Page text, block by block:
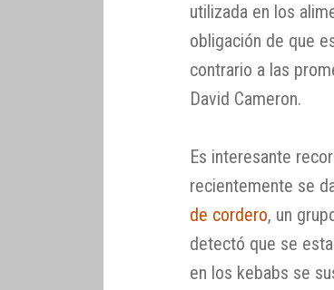
utilizada en los
obligación de que
contrario a las
David Cameron.
Es interesante
recientemente se
de cordero, un
detectó que se
en los kebabs se